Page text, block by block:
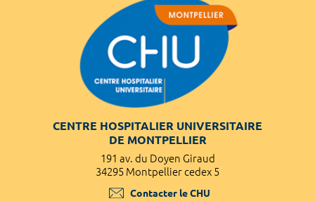
CENTRE HOSPITALIER UNIVERSITAIRE
DE MONTPELLIER
191 av. du Doyen Giraud
34295 Montpellier cedex 5
Contacter le CHU